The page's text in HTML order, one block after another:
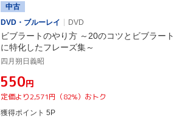
中古
DVD・ブルーレイ
DVD
ビブラートのやり方 ～20のコツとビブラート
に特化したフレーズ集～
四月朔日義昭
¥550円
定価より2,571円（82%）おトク
獲得ポイント 5P